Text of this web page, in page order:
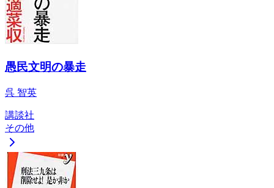
愚民文明の暴走
呉 智英
講談社
その他